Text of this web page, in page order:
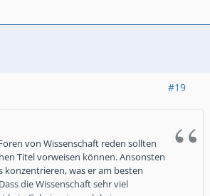
#19
von Wissenschaft reden sollten
Titel vorweisen können. Ansonsten
konzentrieren, was er am besten
die Wissenschaft sehr viel